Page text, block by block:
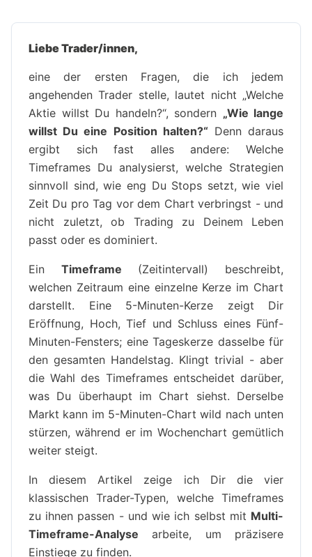
Liebe Trader/innen,
eine der ersten Fragen, die ich jedem
angehenden Trader stelle, lautet nicht „Welche
Aktie willst Du handeln?“, sondern „Wie lange
willst Du eine Position halten?“ Denn daraus
ergibt sich fast alles andere: Welche
Timeframes Du analysierst, welche Strategien
sinnvoll sind, wie eng Du Stops setzt, wie viel
Zeit Du pro Tag vor dem Chart verbringst - und
nicht zuletzt, ob Trading zu Deinem Leben
passt oder es dominiert.
Ein Timeframe (Zeitintervall) beschreibt,
welchen Zeitraum eine einzelne Kerze im Chart
darstellt. Eine 5-Minuten-Kerze zeigt Dir
Eröffnung, Hoch, Tief und Schluss eines Fünf-
Minuten-Fensters; eine Tageskerze dasselbe für
den gesamten Handelstag. Klingt trivial - aber
die Wahl des Timeframes entscheidet darüber,
was Du überhaupt im Chart siehst. Derselbe
Markt kann im 5-Minuten-Chart wild nach unten
stürzen, während er im Wochenchart gemütlich
weiter steigt.
In diesem Artikel zeige ich Dir die vier
klassischen Trader-Typen, welche Timeframes
zu ihnen passen - und wie ich selbst mit Multi-
Timeframe-Analyse arbeite, um präzisere
Einstiege zu finden.